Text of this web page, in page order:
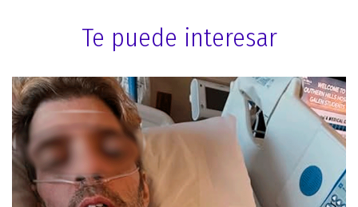
Te puede interesar